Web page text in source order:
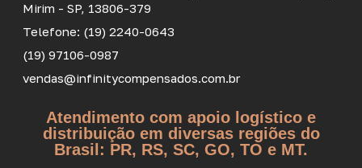
Mirim - SP, 13806-379
Telefone: (19) 2240-0643
(19) 97106-0987
vendas@infinitycompensados.com.br
Atendimento com apoio logístico e
distribuição em diversas regiões do
Brasil: PR, RS, SC, GO, TO e MT.